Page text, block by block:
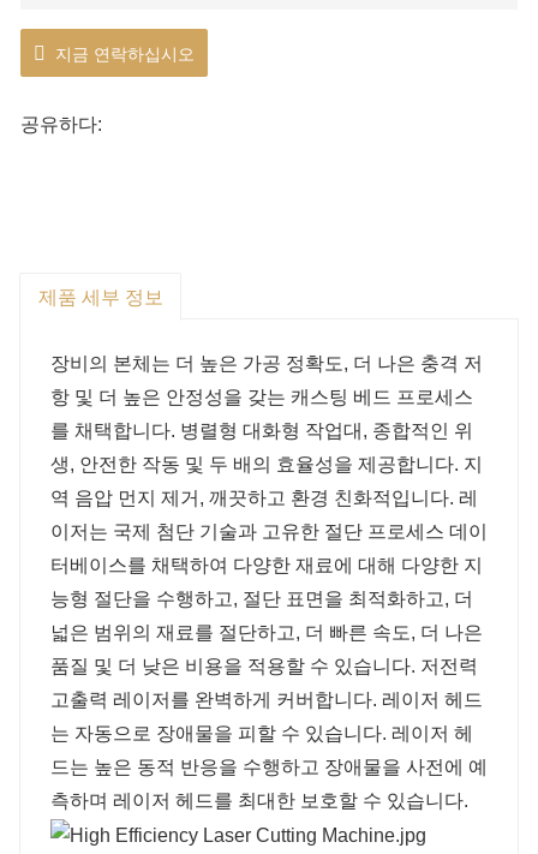
지금 연락하십시오
공유하다:
제품 세부 정보
장비의 본체는 더 높은 가공 정확도, 더 나은 충격 저
항 및 더 높은 안정성을 갖는 캐스팅 베드 프로세스
를 채택합니다. 병렬형 대화형 작업대, 종합적인 위
생, 안전한 작동 및 두 배의 효율성을 제공합니다. 지
역 음압 먼지 제거, 깨끗하고 환경 친화적입니다. 레
이저는 국제 첨단 기술과 고유한 절단 프로세스 데이
터베이스를 채택하여 다양한 재료에 대해 다양한 지
능형 절단을 수행하고, 절단 표면을 최적화하고, 더
넓은 범위의 재료를 절단하고, 더 빠른 속도, 더 나은
품질 및 더 낮은 비용을 적용할 수 있습니다. 저전력
고출력 레이저를 완벽하게 커버합니다. 레이저 헤드
는 자동으로 장애물을 피할 수 있습니다. 레이저 헤
드는 높은 동적 반응을 수행하고 장애물을 사전에 예
측하며 레이저 헤드를 최대한 보호할 수 있습니다.